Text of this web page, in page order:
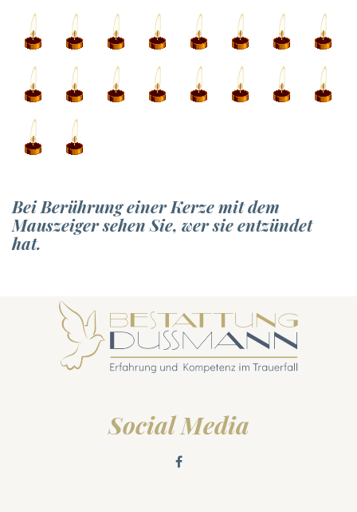
Bei Berührung einer Kerze mit dem
Mauszeiger sehen Sie, wer sie entzündet
hat.
Social Media